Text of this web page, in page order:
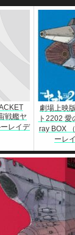
戦艦ヤ
レイデ
劇場上映
ト2202
ray BOX
ーレ